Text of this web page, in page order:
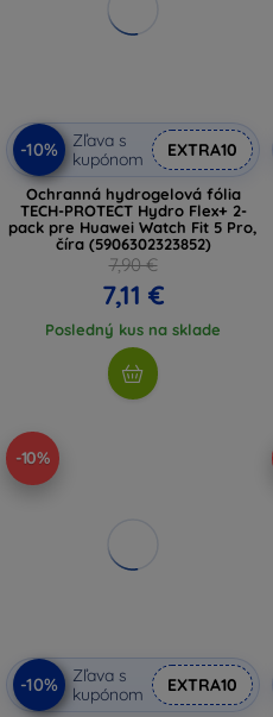
-10%
Zľava s
kupónom
EXTRA10
Ochranná hydrogelová fólia
TECH-PROTECT Hydro Flex+ 2-
pack pre Huawei Watch Fit 5 Pro,
číra (5906302323852)
7,90 €
7,11 €
Posledný kus na sklade
-10%
-10%
Zľava s
kupónom
EXTRA10